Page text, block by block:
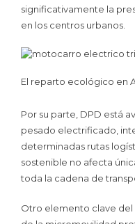
significativamente la
en los centros urbanos.
El reparto ecológico en
Por su parte, DPD está
pesado electrificado,
determinadas rutas
sostenible no afecta
toda la cadena de
Otro elemento clave